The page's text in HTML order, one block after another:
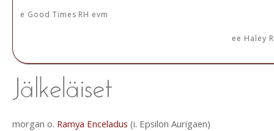
e Good Times RH evm
ee Haley
morgan o. Ramya Enceladus (i. Epsilon Aurigaen)